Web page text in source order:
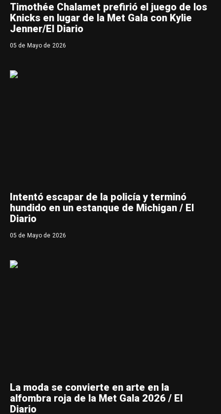
Timothée Chalamet prefirió el juego de los
Knicks en lugar de la Met Gala con Kylie
Jenner/El Diario
05 de Mayo de 2026
Intentó escapar de la policía y terminó
hundido en un estanque de Michigan / El
Diario
05 de Mayo de 2026
La moda se convierte en arte en la
alfombra roja de la Met Gala 2026 / El
Diario